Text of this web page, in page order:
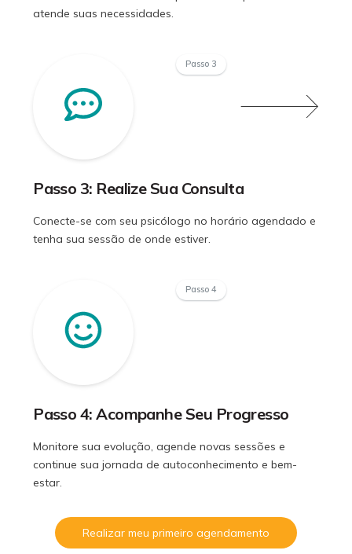
atende suas necessidades.
Passo 3: Realize Sua Consulta
Conecte-se com seu psicólogo no horário agendado e
tenha sua sessão de onde estiver.
Passo 3
Passo 4: Acompanhe Seu Progresso
Monitore sua evolução, agende novas sessões e
continue sua jornada de autoconhecimento e bem-
estar.
Passo 4
Realizar meu primeiro agendamento